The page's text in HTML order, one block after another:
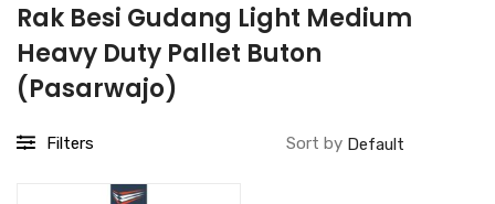
Rak Besi Gudang Light Medium
Heavy Duty Pallet Buton
(Pasarwajo)
Filters Sort by